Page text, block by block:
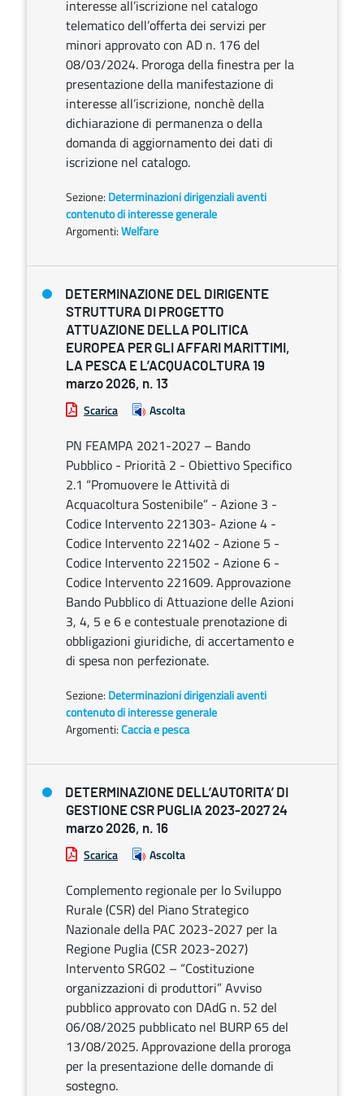
interesse all’iscrizione nel catalogo
telematico dell’offerta dei servizi per
minori approvato con AD n. 176 del
08/03/2024. Proroga della finestra per la
presentazione della manifestazione di
interesse all’iscrizione, nonchè della
dichiarazione di permanenza o della
domanda di aggiornamento dei dati di
iscrizione nel catalogo.
Sezione: Determinazioni dirigenziali aventi
contenuto di interesse generale
Argomenti:Welfare
DETERMINAZIONE DEL DIRIGENTE
STRUTTURA DI PROGETTO
ATTUAZIONE DELLA POLITICA
EUROPEA PER GLI AFFARI MARITTIMI,
LA PESCA E L’ACQUACOLTURA 19
marzo 2026, n. 13
Scarica Ascolta
PN FEAMPA 2021-2027 – Bando
Pubblico - Priorità 2 - Obiettivo Specifico
2.1 “Promuovere le Attività di
Acquacoltura Sostenibile” - Azione 3 -
Codice Intervento 221303- Azione 4 -
Codice Intervento 221402 - Azione 5 -
Codice Intervento 221502 - Azione 6 -
Codice Intervento 221609. Approvazione
Bando Pubblico di Attuazione delle Azioni
3, 4, 5 e 6 e contestuale prenotazione di
obbligazioni giuridiche, di accertamento e
di spesa non perfezionate.
Sezione: Determinazioni dirigenziali aventi
contenuto di interesse generale
Argomenti:Caccia e pesca
DETERMINAZIONE DELL’AUTORITA’ DI
GESTIONE CSR PUGLIA 2023-2027 24
marzo 2026, n. 16
Scarica Ascolta
Complemento regionale per lo Sviluppo
Rurale (CSR) del Piano Strategico
Nazionale della PAC 2023-2027 per la
Regione Puglia (CSR 2023-2027)
Intervento SRG02 – “Costituzione
organizzazioni di produttori” Avviso
pubblico approvato con DAdG n. 52 del
06/08/2025 pubblicato nel BURP 65 del
13/08/2025. Approvazione della proroga
per la presentazione delle domande di
sostegno.